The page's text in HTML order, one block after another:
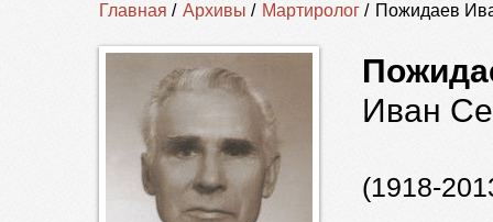
Главная / Архивы / Мартиролог / Пожидаев
Иван
(1918-